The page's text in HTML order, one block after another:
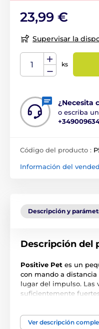
23,99 €
Supervisar la
ks
¿Necesita
o escriba
Código del producto :
Información del
Descripción y
Descripción del
Positive Pet es un
con mando a
lugar del impulso. Las
suficientemente
distancia tiene 2
Ver descripción